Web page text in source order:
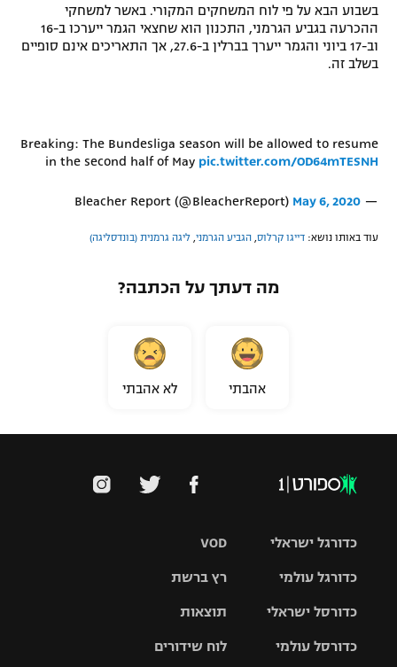
בשבוע הבא על פי לוח המשחקים המקורי. באשר למשחקי
ההכרעה בגביע הגרמני, התכנון הוא שחצאי הגמר ייערכו ב-16
וב-17 ביוני והגמר ייערך בברלין ב-27.6, אך התאריכים אינם סופיים
בשלב זה.
Breaking: The Bundesliga season will be allowed to resume
in the second half of May pic.twitter.com/OD64mTESNH
— Bleacher Report (@BleacherReport)
May 6, 2020
עוד באותו נושא: דייגו קרלוס, הגביע הגרמני, ליגה גרמנית (בונדסליגה)
מה דעתך על הכתבה?
אהבתי לא אהבתי
VOD
רץ ברשת
תוצאות
לוח שידורים
כדורגל ישראלי
כדורגל עולמי
האלופות
כדורסל ישראלי
כדורסל עולמי